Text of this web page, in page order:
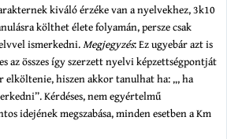
kiváló érzéke van a nyelvekhez, 3k10
költhet élete folyamán, persze csak
ismerkedni.Megjegyzés: Ez ugyebár azt is
az összes így szerzett nyelvi képzettségpontját
hiszen akkor tanulhat ha: „, ha
Kérdéses, nem egyértelmű
idejének megszabása, minden esetben a Km